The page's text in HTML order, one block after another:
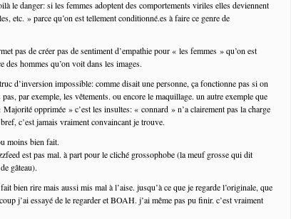
le danger: si les femmes adoptent des comportements viriles elles deviennent
etc. » parce qu’on est tellement conditionné.es à faire ce genre de
pas de créer pas de sentiment d’empathie pour « les femmes » qu’on est
des hommes qu’on voit dans les images.
d’inversion impossible: comme disait une personne, ça fonctionne pas si on
par exemple, les vêtements. ou encore le maquillage. un autre exemple que
opprimée » c’est les insultes: « connard » n’a clairement pas la charge
c’est jamais vraiment convaincant je trouve.
moins bien fait.
est pas mal. à part pour le cliché grossophobe (la meuf grosse qui dit
gâteau).
bien rire mais aussi mis mal à l’aise. jusqu’à ce que je regarde l’originale, que
j’ai essayé de le regarder et BOAH. j’ai même pas pu finir. c’est vraiment